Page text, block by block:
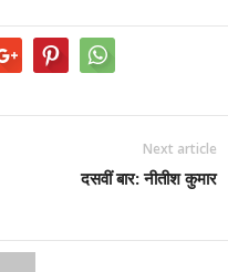
Next article
दसवीं बार: नीतीश कुमार